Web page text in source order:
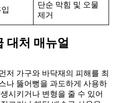
단순 막힘 및 오물
제거
대처 매뉴얼
저 가구와 바닥재의 피해를 최
나 뚫어뻥을 과도하게 사용하
시키거나 변형을 줄 수 있어